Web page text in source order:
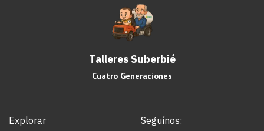
Talleres Suberbié
Cuatro Generaciones
Explorar
Seguínos: